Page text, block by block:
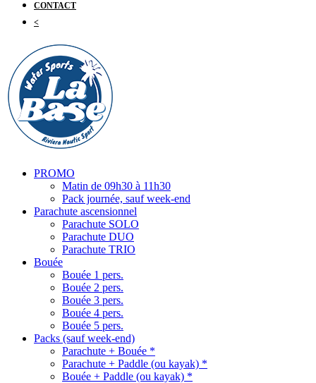
CONTACT
<
PROMO
Matin de 09h30 à 11h30
Pack journée, sauf week-end
Parachute ascensionnel
Parachute SOLO
Parachute DUO
Parachute TRIO
Bouée
Bouée 1 pers.
Bouée 2 pers.
Bouée 3 pers.
Bouée 4 pers.
Bouée 5 pers.
Packs (sauf week-end)
Parachute + Bouée *
Parachute + Paddle (ou kayak) *
Bouée + Paddle (ou kayak) *